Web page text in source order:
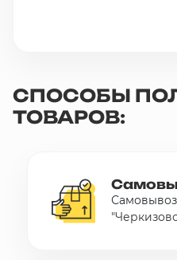
СПОСОБЫ
ТОВАРОВ: